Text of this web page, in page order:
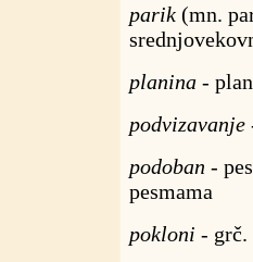
parik (mn.
planina -
podvizavanje
podoban -
pesmama
pokloni - grč.